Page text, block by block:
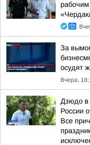
За
осудят
Вчера,
Дзюдо в
России
Все